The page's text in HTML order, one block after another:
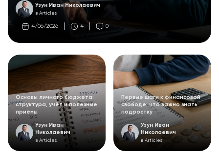
Узун Иван Николаевич
в Articles
4/06/2026 4 0
Основы личного бюджета:
структура, учёт и полезные
приёмы
Узун Иван
Николаевич
в Articles
Первые шаги к финансовой
свободе: что важно знать
подростку
Узун Иван
Николаевич
в Articles